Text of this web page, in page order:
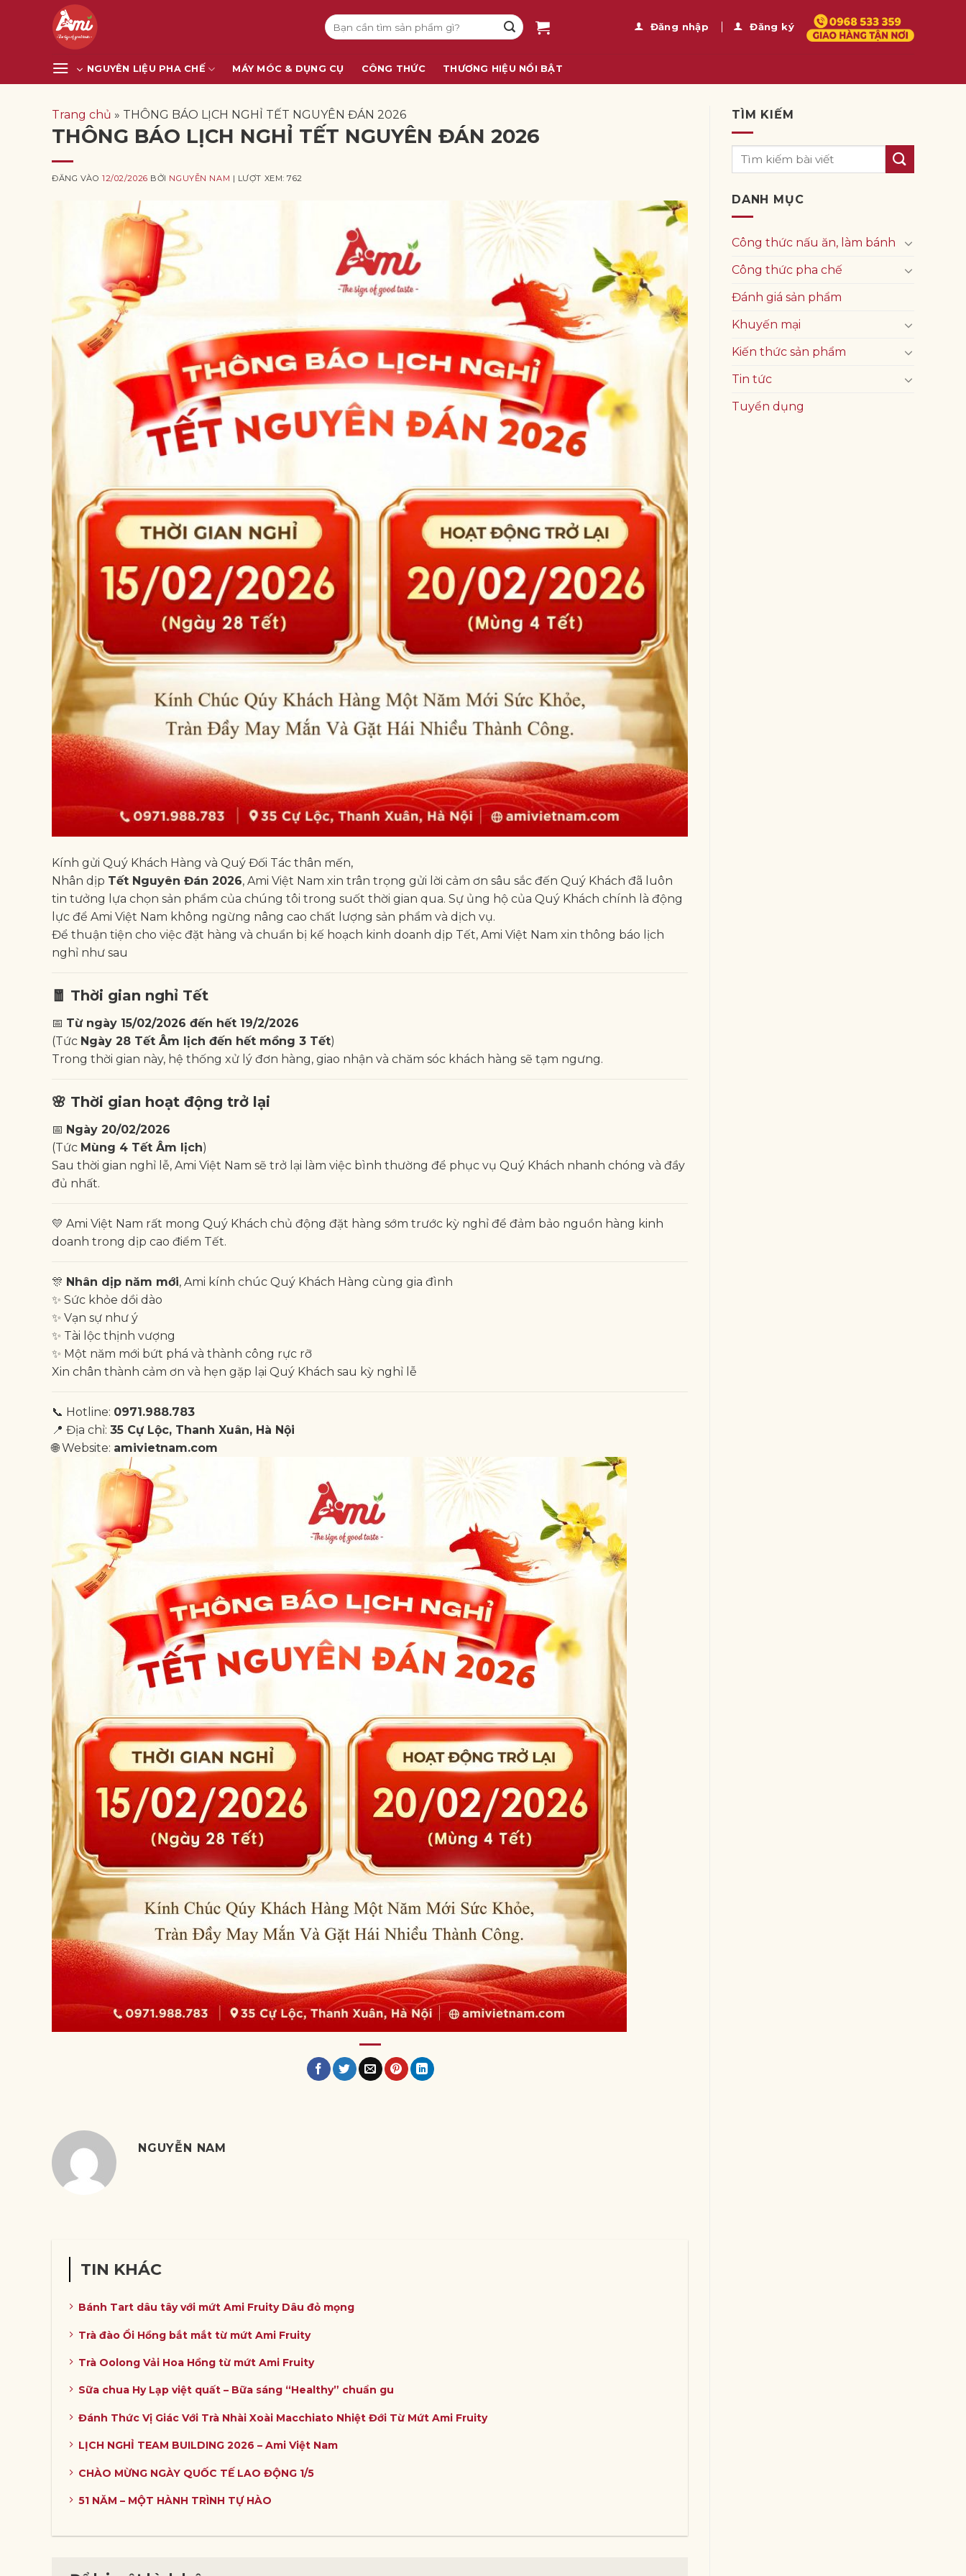
Tìm
kiếm:
Đăng nhập Đăng ký
NGUYÊN LIỆU PHA CHẾ MÁY MÓC & DỤNG CỤ CÔNG THỨC THƯƠNG HIỆU NỔI BẬT
Trang chủ » THÔNG BÁO LỊCH NGHỈ TẾT NGUYÊN ĐÁN 2026
THÔNG BÁO LỊCH NGHỈ TẾT NGUYÊN ĐÁN 2026
ĐĂNG VÀO12/02/2026 BỞI NGUYỄN NAM | LƯỢT XEM: 762
Kính gửi Quý Khách Hàng và Quý Đối Tác thân mến,
Nhân dịp Tết Nguyên Đán 2026, Ami Việt Nam xin trân trọng gửi lời cảm ơn sâu sắc đến Quý Khách đã luôn
tin tưởng lựa chọn sản phẩm của chúng tôi trong suốt thời gian qua. Sự ủng hộ của Quý Khách chính là động
lực để Ami Việt Nam không ngừng nâng cao chất lượng sản phẩm và dịch vụ.
Để thuận tiện cho việc đặt hàng và chuẩn bị kế hoạch kinh doanh dịp Tết, Ami Việt Nam xin thông báo lịch
nghỉ như sau
🧧 Thời gian nghỉ Tết
📅 Từ ngày 15/02/2026 đến hết 19/2/2026
(Tức Ngày 28 Tết Âm lịch đến hết mồng 3 Tết)
Trong thời gian này, hệ thống xử lý đơn hàng, giao nhận và chăm sóc khách hàng sẽ tạm ngưng.
🌸 Thời gian hoạt động trở lại
📅 Ngày 20/02/2026
(Tức Mùng 4 Tết Âm lịch)
Sau thời gian nghỉ lễ, Ami Việt Nam sẽ trở lại làm việc bình thường để phục vụ Quý Khách nhanh chóng và đầy
đủ nhất.
💛 Ami Việt Nam rất mong Quý Khách chủ động đặt hàng sớm trước kỳ nghỉ để đảm bảo nguồn hàng kinh
doanh trong dịp cao điểm Tết.
🎊 Nhân dịp năm mới, Ami kính chúc Quý Khách Hàng cùng gia đình
✨ Sức khỏe dồi dào
✨ Vạn sự như ý
✨ Tài lộc thịnh vượng
✨ Một năm mới bứt phá và thành công rực rỡ
Xin chân thành cảm ơn và hẹn gặp lại Quý Khách sau kỳ nghỉ lễ
📞 Hotline: 0971.988.783
📍 Địa chỉ: 35 Cự Lộc, Thanh Xuân, Hà Nội
🌐 Website: amivietnam.com
NGUYỄN NAM
TIN KHÁC
Bánh Tart dâu tây với mứt Ami Fruity Dâu đỏ mọng
Trà đào Ổi Hồng bắt mắt từ mứt Ami Fruity
Trà Oolong Vải Hoa Hồng từ mứt Ami Fruity
Sữa chua Hy Lạp việt quất – Bữa sáng “Healthy” chuẩn gu
Đánh Thức Vị Giác Với Trà Nhài Xoài Macchiato Nhiệt Đới Từ Mứt Ami Fruity
LỊCH NGHỈ TEAM BUILDING 2026 – Ami Việt Nam
CHÀO MỪNG NGÀY QUỐC TẾ LAO ĐỘNG 1/5
51 NĂM – MỘT HÀNH TRÌNH TỰ HÀO
TÌM KIẾM
DANH MỤC
Công thức nấu ăn, làm bánh
Công thức pha chế
Đánh giá sản phẩm
Khuyến mại
Kiến thức sản phẩm
Tin tức
Tuyển dụng